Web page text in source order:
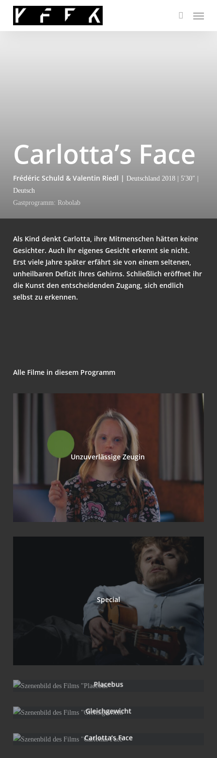
main
search
Menu
Carlotta’s Face
Fré­dé­ric Schuld & Valen­tin Riedl | Deutsch­land 2018 | 5′30″ |
Deutsch
Gast­pro­gramm: Robolab
Als Kind denkt Car­lot­ta, ihre Mit­men­schen hät­ten kei­ne
Gesich­ter. Auch ihr eige­nes Gesicht erkennt sie nicht.
Erst vie­le Jah­re spä­ter erfährt sie von einem sel­te­nen,
unheil­ba­ren Defi­zit ihres Gehirns. Schließ­lich eröff­net ihr
die Kunst den ent­schei­den­den Zugang, sich end­lich
selbst zu erkennen.
Alle Fil­me in die­sem Programm
Unzu­ver­läs­si­ge Zeugin
Spe­cial
Pla­ce­bus
Gleich­ge­wicht
Carlotta’s Face